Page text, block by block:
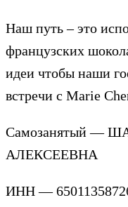
Наш путь – это
французских
идеи чтобы наши
встречи с Marie
Самозанятый —
АЛЕКСЕЕВНА
ИНН —